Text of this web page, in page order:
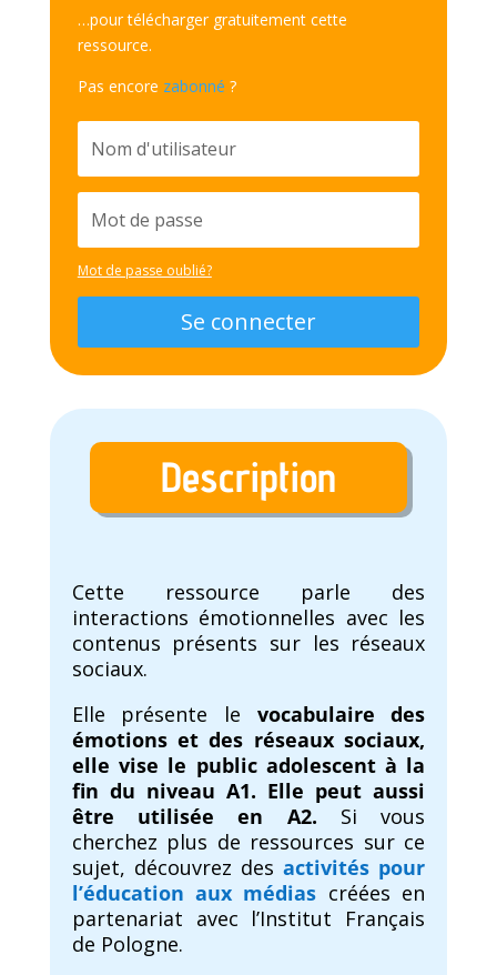
…pour télécharger gratuitement cette
ressource.
Pas encore zabonné ?
Mot de passe oublié?
Se connecter
Description
Cette ressource parle des
interactions émotionnelles avec les
contenus présents sur les réseaux
sociaux.
Elle présente le vocabulaire des
émotions et des réseaux sociaux,
elle vise le public adolescent à la
fin du niveau A1. Elle peut aussi
être utilisée en A2. Si vous
cherchez plus de ressources sur ce
sujet, découvrez des activités pour
l’éducation aux médias créées en
partenariat avec l’Institut Français
de Pologne.